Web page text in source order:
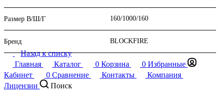
Размер В/Ш/Г 160/1000/160
Бренд BLOCKFIRE
Назад к списку
Главная
Каталог 0 Корзина 0 Избранные
Кабинет
0 Сравнение Контакты
Компания
Лицензии
Поиск